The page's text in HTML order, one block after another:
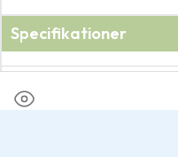
Specifikationer